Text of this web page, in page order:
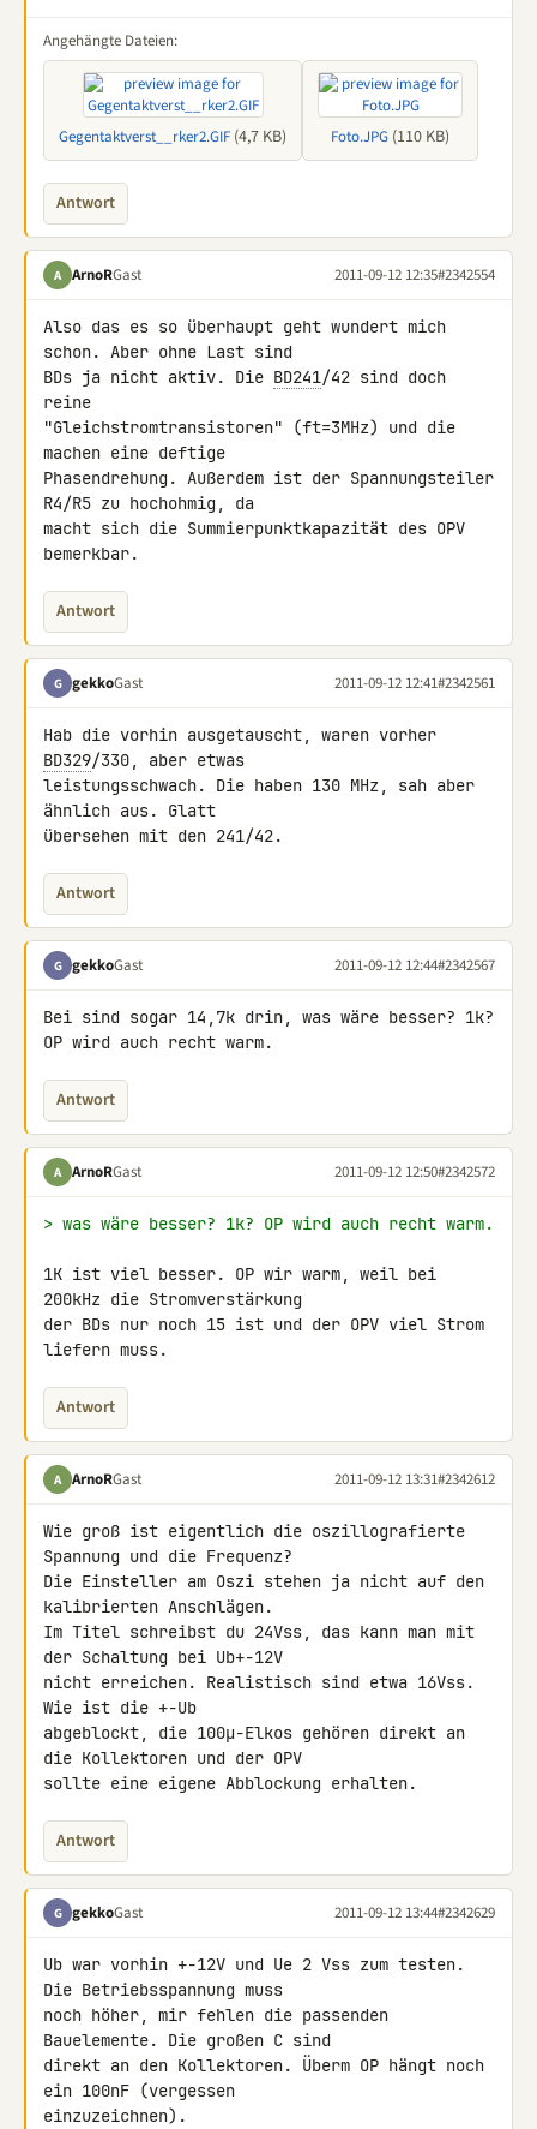
Angehängte Dateien:
Gegentaktverst__rker2.GIF (4,7 KB) Foto.JPG (110 KB)
Antwort
A ArnoRGast 2011-09-12 12:35#2342554
Also das es so überhaupt geht wundert mich
schon. Aber ohne Last sind
BDs ja nicht aktiv. Die BD241/42 sind doch
reine
"Gleichstromtransistoren" (ft=3MHz) und die
machen eine deftige
Phasendrehung. Außerdem ist der Spannungsteiler
R4/R5 zu hochohmig, da
macht sich die Summierpunktkapazität des OPV
bemerkbar.
Antwort
G gekkoGast 2011-09-12 12:41#2342561
BD329/330, aber etwas
leistungsschwach. Die haben 130 MHz, sah aber
ähnlich aus. Glatt
übersehen mit den 241/42.
Antwort
G gekkoGast 2011-09-12 12:44#2342567
Bei sind sogar 14,7k drin, was wäre besser? 1k?
OP wird auch recht warm.
Antwort
A ArnoRGast 2011-09-12 12:50#2342572
> was wäre besser? 1k? OP wird auch recht warm.
1K ist viel besser. OP wir warm, weil bei
200kHz die Stromverstärkung
der BDs nur noch 15 ist und der OPV viel Strom
liefern muss.
Antwort
A ArnoRGast 2011-09-12 13:31#2342612
Wie groß ist eigentlich die oszillografierte
Spannung und die Frequenz?
Die Einsteller am Oszi stehen ja nicht auf den
kalibrierten Anschlägen.
Im Titel schreibst du 24Vss, das kann man mit
der Schaltung bei Ub+-12V
nicht erreichen. Realistisch sind etwa 16Vss.
Wie ist die +-Ub
abgeblockt, die 100µ-Elkos gehören direkt an
die Kollektoren und der OPV
sollte eine eigene Abblockung erhalten.
Antwort
G gekkoGast 2011-09-12 13:44#2342629
Ub war vorhin +-12V und Ue 2 Vss zum testen.
Die Betriebsspannung muss
noch höher, mir fehlen die passenden
Bauelemente. Die großen C sind
direkt an den Kollektoren. Überm OP hängt noch
ein 100nF (vergessen
einzuzeichnen).